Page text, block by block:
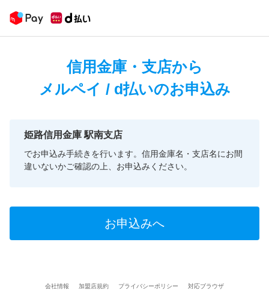
信用金庫・支店から
メルペイ / d払いのお申込み
姫路信用金庫 駅南支店
でお申込み手続きを行います。信用金庫名・支店名にお間
違いないかご確認の上、お申込みください。
お申込みへ
会社情報 加盟店規約 プライバシーポリシー
対応ブラウザ